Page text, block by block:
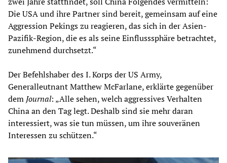
Die USA und ihre Partner sind bereit, gemeinsam auf eine
Aggression Pekings zu reagieren, das sich in der Asien-
Pazifik-Region, die es als seine Einflusssphäre betrachtet,
zunehmend durchsetzt.“
Der Befehlshaber des I. Korps der US Army,
Generalleutnant Matthew McFarlane, erklärte gegenüber
dem Journal: „Alle sehen, welch aggressives Verhalten
China an den Tag legt. Deshalb sind sie mehr daran
interessiert, was sie tun müssen, um ihre souveränen
Interessen zu schützen.“